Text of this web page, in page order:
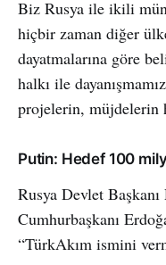
Biz Rusya ile ikili
hiçbir zaman diğer
dayatmalarına göre
halkı ile
projelerin, müjdelerin
Putin: Hedef 100
Rusya Devlet
Cumhurbaşkanı
“TürkAkım ismini